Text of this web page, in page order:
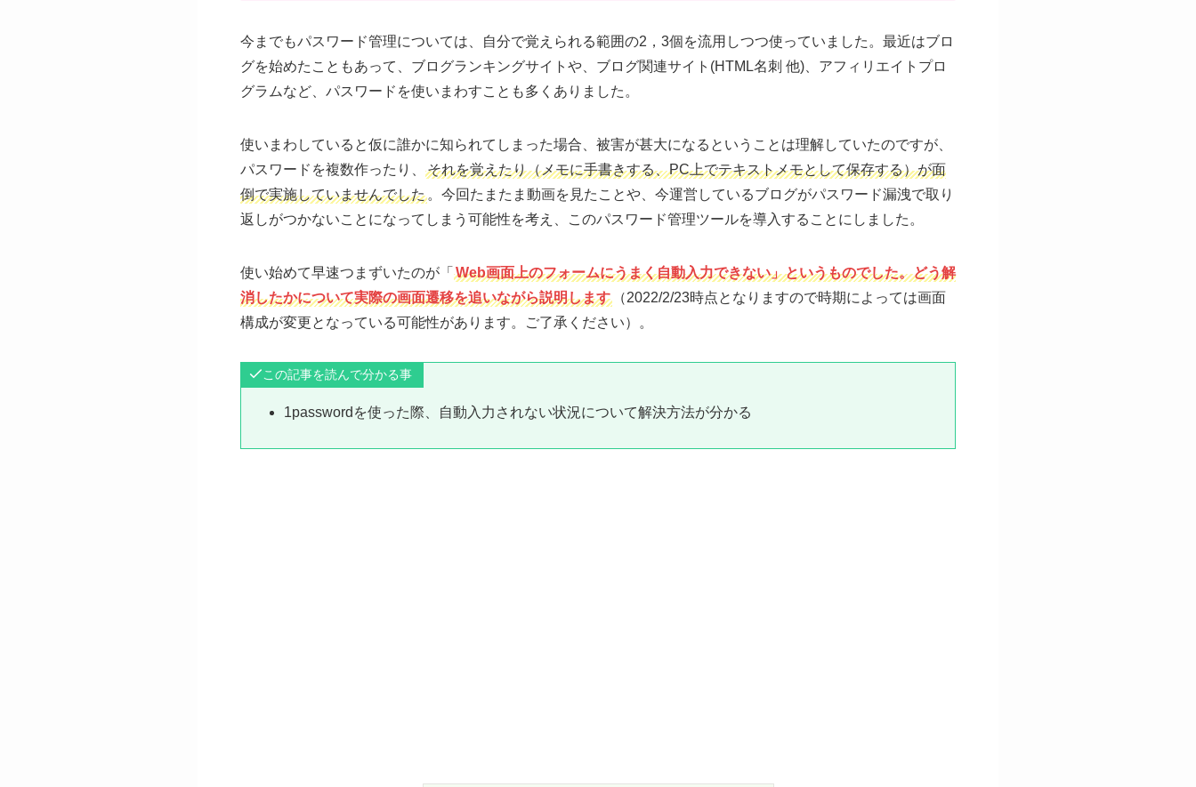
今までもパスワード管理については、自分で覚えられる範囲の2，3個を流用しつつ使っていました。最近はブロ
グを始めたこともあって、ブログランキングサイトや、ブログ関連サイト(HTML名刺 他)、アフィリエイトプロ
グラムなど、パスワードを使いまわすことも多くありました。
使いまわしていると仮に誰かに知られてしまった場合、被害が甚大になるということは理解していたのですが、
パスワードを複数作ったり、
それを覚えたり（メモに手書きする、PC上でテキストメモとして保存する）が面
倒で実施していませんでした 。今回たまたま動画を見たことや、今運営しているブログがパスワード漏洩で取り
返しがつかないことになってしまう可能性を考え、このパスワード管理ツールを導入することにしました。
使い始めて早速つまずいたのが「 Web画面上のフォームにうまく自動入力できない」というものでした。どう解
消したかについて実際の画面遷移を追いながら説明します
（2022/2/23時点となりますので時期によっては画面
構成が変更となっている可能性があります。ご了承ください）。
この記事を読んで分かる事
1passwordを使った際、自動入力されない状況について解決方法が分かる